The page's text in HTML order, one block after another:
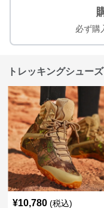
必ず購
トレッキングシュー
¥10,780 (税込)